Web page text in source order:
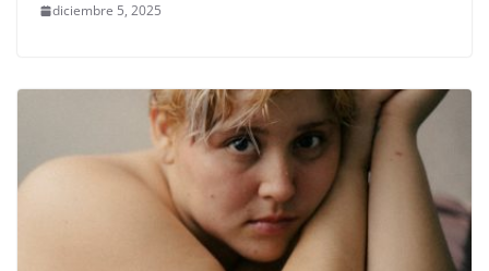
diciembre 5, 2025